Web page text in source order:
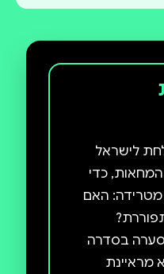
לישראל
גל המחאות, כדי
האם
בסדרה
מראיינת